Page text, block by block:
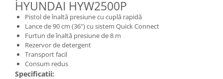
Sobe pe gaz & electrice
Suflante & Aspiratoare
Aspiratoare
Suflante Frunze
Unelte Gradinarit
HYUNDAI HYW2500P
Pistol de înaltă presiune cu cuplă rapidă
Lance de 90 cm (36") cu sistem Quick Connect
Furtun de înaltă presiune de 8 m
Rezervor de detergent
Transport facil
Consum redus
Specificatii: